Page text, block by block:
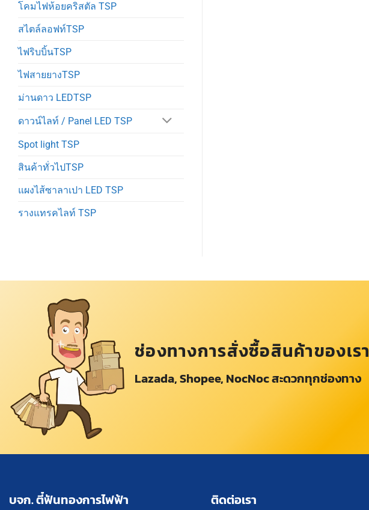
โคมไฟห้อยคริสตัล TSP
สไตล์ลอฟท์TSP
ไฟริบบิ้นTSP
ไฟสายยางTSP
ม่านดาว LEDTSP
ดาวน์ไลท์ / Panel LED TSP
Spot light TSP
สินค้าทั่วไปTSP
แผงไส้ซาลาเปา LED TSP
รางแทรคไลท์ TSP
ช่องทางการสั่งซื้อสินค้าของเรา
Lazada, Shopee, NocNoc สะดวกทุกช่องทาง
บจก. ตี๋ฟันทองการไฟฟ้า ติดต่อเรา